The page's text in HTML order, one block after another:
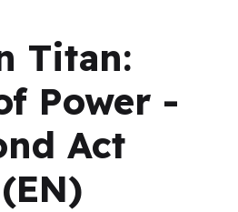
Titan:
Power -
Act